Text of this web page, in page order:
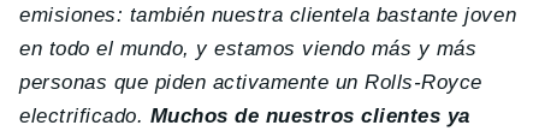
emisiones: también nuestra clientela bastante joven
en todo el mundo, y estamos viendo más y más
personas que piden activamente un Rolls-Royce
electrificado. Muchos de nuestros clientes ya